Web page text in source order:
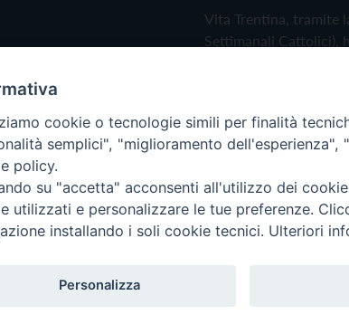
Vita Trentina, tramite
Settimanali Cattolici),
Privacy Policy
i diritti riservati - Vita Trentina Editrice
cookie o tecnologie simili per finalità
semplici", "miglioramento
policy.
su "accetta" acconsenti all'utilizzo dei
utilizzati e personalizzare le tue preferenze.
installando i soli cookie tecnici. Ulteriori
Personalizza